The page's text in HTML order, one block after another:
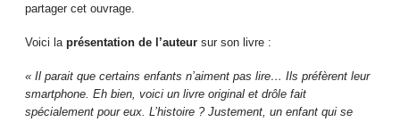
partager cet ouvrage.
Voici laprésentation de l’auteur sur son livre :
« Il parait que certains enfants n’aiment pas lire… Ils préfèrent leur
smartphone. Eh bien, voici un livre original et drôle fait
spécialement pour eux. L’histoire ? Justement, un enfant qui se